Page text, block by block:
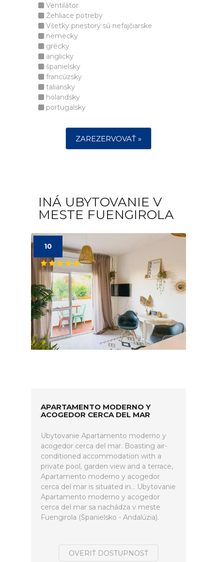
Ventilátor
Žehliace potreby
Všetky priestory sú nefajčiarske
nemecky
grécky
anglicky
španielsky
francúzsky
taliansky
holandsky
portugalsky
ZAREZERVOVAŤ »
INÁ UBYTOVANIE V
MESTE FUENGIROLA
10
APARTAMENTO MODERNO Y
ACOGEDOR CERCA DEL MAR
Ubytovanie Apartamento moderno y
acogedor cerca del mar. Boasting air-
conditioned accommodation with a
private pool, garden view and a terrace,
Apartamento moderno y acogedor
cerca del mar is situated in... Ubytovanie
Apartamento moderno y acogedor
cerca del mar sa nachádza v meste
Fuengirola (Španielsko - Andalúzia).
OVERIŤ DOSTUPNOSŤ